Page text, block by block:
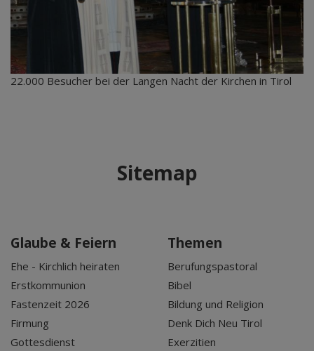
22.000 Besucher bei der Langen Nacht der Kirchen in Tirol
Sitemap
Glaube & Feiern
Ehe - Kirchlich heiraten
Erstkommunion
Fastenzeit 2026
Firmung
Gottesdienst
Themen
Berufungspastoral
Bibel
Bildung und Religion
Denk Dich Neu Tirol
Exerzitien